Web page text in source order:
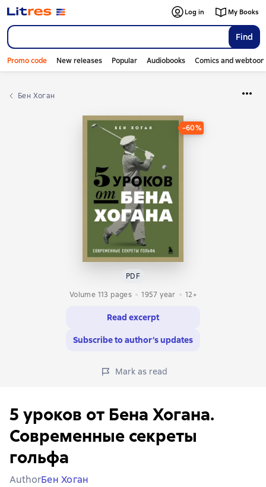
Find
Log in My Books
Promo code New releases Popular Audiobooks Comics and
Бен Хоган
−60%
PDF
Volume 113 pages
1957 year 12+
Read excerpt
Subscribe to author’s updates
Mark as read
5 уроков от Бена Хогана.
Современные секреты
гольфа
AuthorБен Хоган